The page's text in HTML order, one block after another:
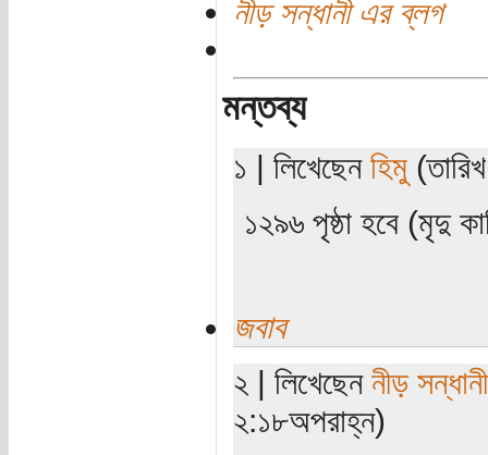
নীড় সন্ধানী এর ব্লগ
মন্তব্য
১ | লিখেছেন হিমু
১২৯৬ পৃষ্ঠা হবে (মৃদু
জবাব
২ | লিখেছেন নীড় সন্ধানী
২:১৮অপরাহ্ন)